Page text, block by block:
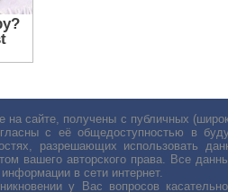
на сайте, получены с публичных
с её общедоступностью в
разрешающих использовать
вашего авторского права. Все
в сети интернет.
у Вас вопросов